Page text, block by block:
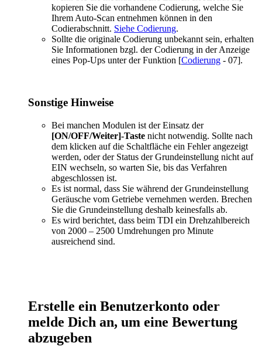
kopieren Sie die vorhandene Codierung, welche Sie
Ihrem Auto-Scan entnehmen können in den
Codierabschnitt. Siehe Codierung.
Sollte die originale Codierung unbekannt sein, erhalten
Sie Informationen bzgl. der Codierung in der Anzeige
eines Pop-Ups unter der Funktion [Codierung - 07].
Sonstige Hinweise
Bei manchen Modulen ist der Einsatz der
[ON/OFF/Weiter]-Taste nicht notwendig. Sollte nach
dem klicken auf die Schaltfläche ein Fehler angezeigt
werden, oder der Status der Grundeinstellung nicht auf
EIN wechseln, so warten Sie, bis das Verfahren
abgeschlossen ist.
Es ist normal, dass Sie während der Grundeinstellung
Geräusche vom Getriebe vernehmen werden. Brechen
Sie die Grundeinstellung deshalb keinesfalls ab.
Es wird berichtet, dass beim TDI ein Drehzahlbereich
von 2000 – 2500 Umdrehungen pro Minute
ausreichend sind.
Erstelle ein Benutzerkonto oder
melde Dich an, um eine Bewertung
abzugeben